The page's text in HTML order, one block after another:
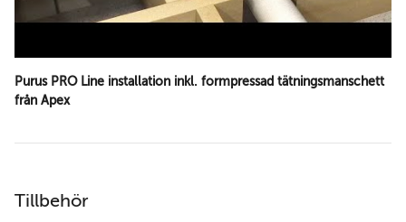
Purus PRO Line installation inkl. formpressad tätningsmanschett
från Apex
Tillbehör